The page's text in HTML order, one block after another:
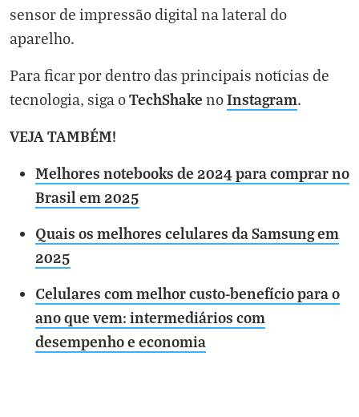
sensor de impressão digital na lateral do
aparelho.
Para ficar por dentro das principais notícias de
tecnologia, siga oTechShake noInstagram.
VEJA TAMBÉM!
Melhores notebooks de 2024 para comprar no
Brasil em 2025
Quais os melhores celulares da Samsung em
2025
Celulares com melhor custo-benefício para o
ano que vem: intermediários com
desempenho e economia